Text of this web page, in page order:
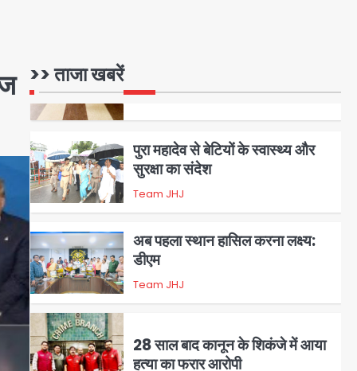
>> ताजा खबरें
सुरक्षा का संदेश
Team JHJ
2
अब पहला स्थान हासिल करना लक्ष्य:
डीएम
Team JHJ
3
28 साल बाद कानून के शिकंजे में आया
हत्या का फरार आरोपी